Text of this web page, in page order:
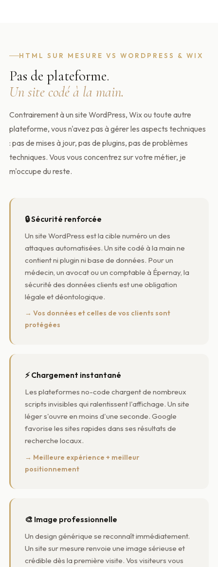
HTML SUR MESURE VS WORDPRESS & WIX
Pas de plateforme.
Un site codé à la main.
Contrairement à un site WordPress, Wix ou toute autre
plateforme, vous n'avez pas à gérer les aspects techniques
: pas de mises à jour, pas de plugins, pas de problèmes
techniques. Vous vous concentrez sur votre métier, je
m'occupe du reste.
🔒 Sécurité renforcée
Un site WordPress est la cible numéro un des
attaques automatisées. Un site codé à la main ne
contient ni plugin ni base de données. Pour un
médecin, un avocat ou un comptable à Épernay, la
sécurité des données clients est une obligation
légale et déontologique.
→ Vos données et celles de vos clients sont
protégées
⚡ Chargement instantané
Les plateformes no-code chargent de nombreux
scripts invisibles qui ralentissent l'affichage. Un site
léger s'ouvre en moins d'une seconde. Google
favorise les sites rapides dans ses résultats de
recherche locaux.
→ Meilleure expérience + meilleur
positionnement
🎨 Image professionnelle
Un design générique se reconnaît immédiatement.
Un site sur mesure renvoie une image sérieuse et
crédible dès la première visite. Vos visiteurs vous